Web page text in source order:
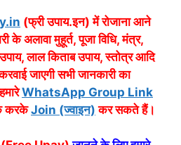
(फ्री उपाय.इन) में रोजाना आने
के अलावा मुहूर्त, पूजा विधि, मंत्र,
लाल किताब उपाय, स्तोत्र आदि
जाएगी सभी जानकारी का
WhatsApp Group Link
करकेJoin (ज्वाइन) कर सकते हैं।